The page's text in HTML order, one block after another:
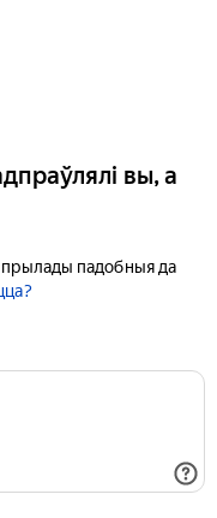
вы, а
падобныя да